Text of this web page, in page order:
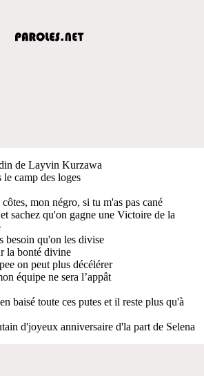
de Layvin Kurzawa
camp des loges
mon négro, si tu m'as pas cané
sachez qu'on gagne une Victoire de la
besoin qu'on les divise
la bonté divine
on peut plus décélérer
équipe ne sera l’appât
baisé toute ces putes et il reste plus qu'à
d'joyeux anniversaire d'la part de Selena